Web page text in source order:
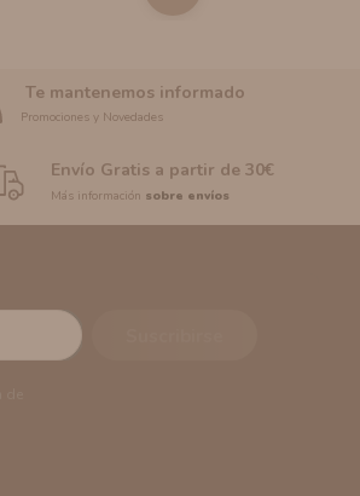
Te mantenemos informado
Promociones y Novedades
Envío Gratis a partir de 30€
Más información sobre envíos